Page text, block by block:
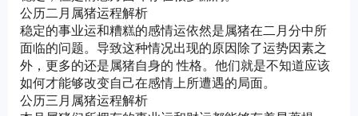
公历二月属猪运程解析
稳定的事业运和糟糕的感情运依然是属猪在二月分中所
面临的问题。导致这种情况出现的原因除了运势因素之
外，更多的还是属猪自身的 性格。他们就是不知道应该
如何才能够改变自己在感情上所遭遇的局面。
公历三月属猪运程解析